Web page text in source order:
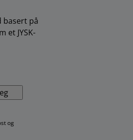
basert på
et JYSK-
og